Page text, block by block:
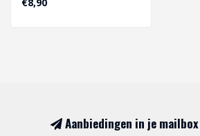
ra..
€8,90
Aanbiedingen in je